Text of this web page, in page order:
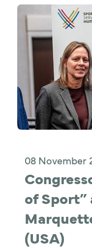
08 November
of Sport”
(USA)